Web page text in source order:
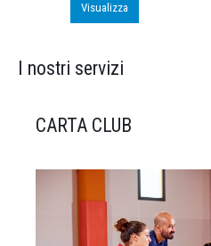
Visualizza
I nostri servizi
CARTA CLUB